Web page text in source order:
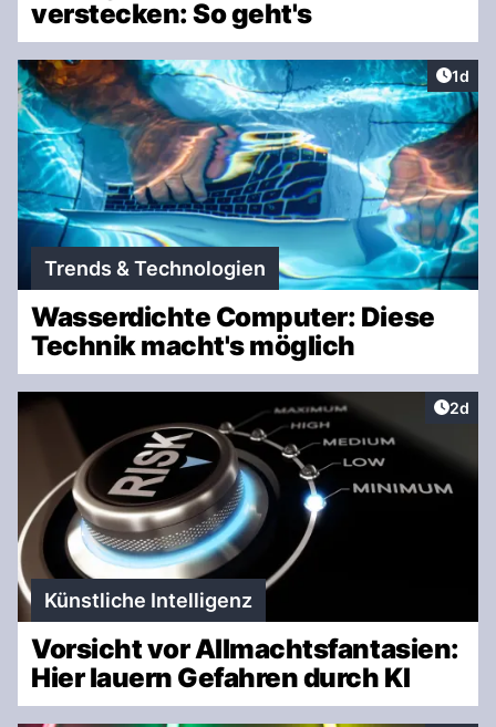
verstecken: So geht's
1d
Trends & Technologien
Wasserdichte Computer: Diese
Technik macht's möglich
2d
Künstliche Intelligenz
Vorsicht vor Allmachtsfantasien:
Hier lauern Gefahren durch KI